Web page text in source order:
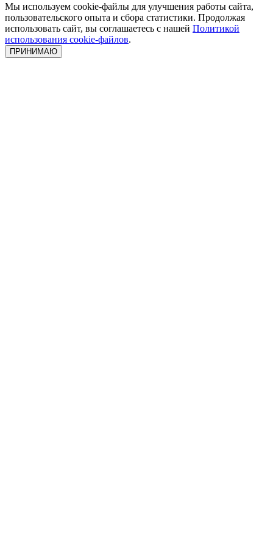
Мы используем cookie-файлы для улучшения работы сайта,
пользовательского опыта и сбора статистики. Продолжая
использовать сайт, вы соглашаетесь с нашей Политикой
использования cookie-файлов.
ПРИНИМАЮ